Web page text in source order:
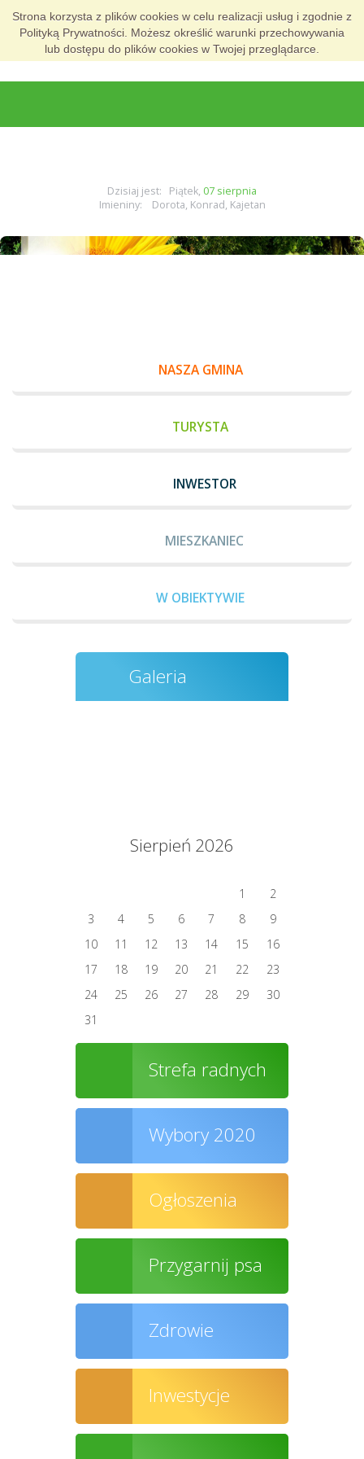
Strona korzysta z plików cookies w celu realizacji usług i zgodnie z
Polityką Prywatności. Możesz określić warunki przechowywania
lub dostępu do plików cookies w Twojej przeglądarce.
Dzisiaj jest: Piątek, 07 sierpnia
Imieniny: Dorota, Konrad, Kajetan
NASZA GMINA
TURYSTA
INWESTOR
MIESZKANIEC
W OBIEKTYWIE
Galeria
Sierpień 2026
1
2
3
4 5 6 7 8
9
10
11 12 13 14 15
16
17
18 19 20 21 22
23
24
25 26 27 28 29
30
31
Strefa radnych
Wybory 2020
Ogłoszenia
Przygarnij psa
Zdrowie
Inwestycje